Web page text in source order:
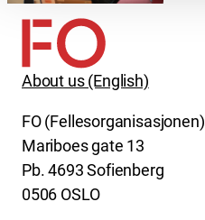
About us (English)
FO (Fellesorganisasjonen)
Mariboes gate 13
Pb. 4693 Sofienberg
0506 OSLO